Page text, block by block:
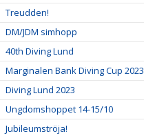
Treudden!
DM/JDM simhopp
40th Diving Lund
Marginalen Bank Diving Cup 2023
Diving Lund 2023
Ungdomshoppet 14-15/10
Jubileumströja!